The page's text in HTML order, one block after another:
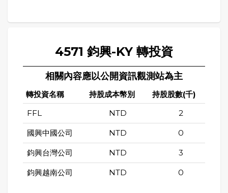
4571 鈞興-KY 轉投資
相關內容應以公開資訊觀測站為主
轉投資名稱 持股成本幣別 持股股數(千)
FFL NTD 2
國興中國公司 NTD 0
鈞興台灣公司 NTD 3
鈞興越南公司 NTD 0